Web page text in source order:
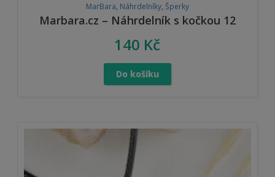
MarBara, Náhrdelníky, Šperky
Marbara.cz – Náhrdelník s kočkou 12
140 Kč
Do košíku